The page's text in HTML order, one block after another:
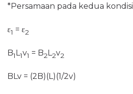
*Persamaan pada kedua kondisi
ε1 = ε2
B1L1v1 = B2L 2v2
BLv = (2B)(L)(1/2v)